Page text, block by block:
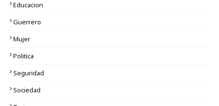
Educacion
Guerrero
Mujer
Politica
Seguridad
Sociedad